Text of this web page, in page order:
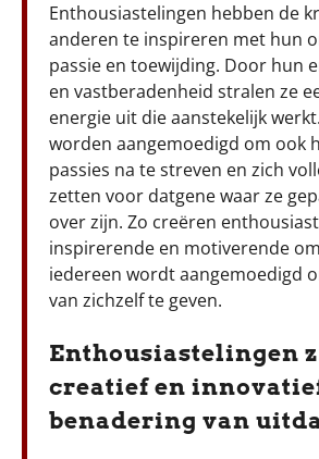
Enthousiastelingen hebben de
anderen te inspireren met hun
passie en toewijding. Door hun
en vastberadenheid stralen ze
energie uit die aanstekelijk
worden aangemoedigd om ook
passies na te streven en zich
zetten voor datgene waar ze
over zijn. Zo creëren
inspirerende en motiverende
iedereen wordt aangemoedigd
van zichzelf te geven.
Enthousiastelingen
creatief en
benadering van